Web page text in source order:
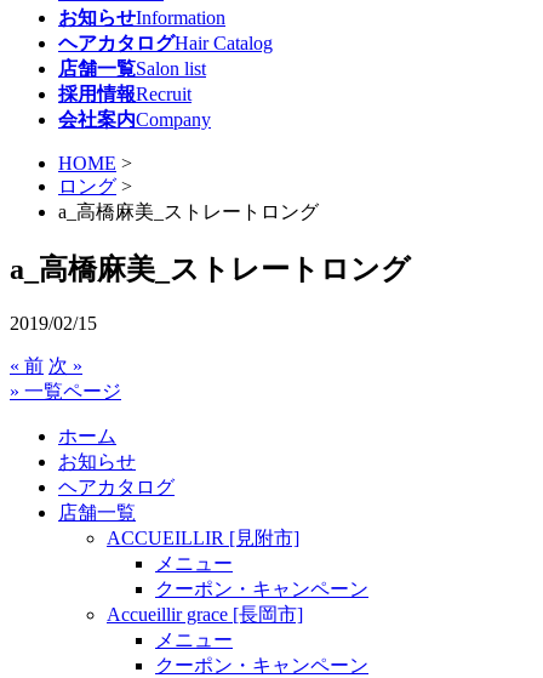
お知らせInformation
ヘアカタログHair Catalog
店舗一覧Salon list
採用情報Recruit
会社案内Company
HOME >
ロング >
a_高橋麻美_ストレートロング
a_高橋麻美_ストレートロング
2019/02/15
« 前 次 »
» 一覧ページ
ホーム
お知らせ
ヘアカタログ
店舗一覧
ACCUEILLIR [見附市]
メニュー
クーポン・キャンペーン
Accueillir grace [長岡市]
メニュー
クーポン・キャンペーン